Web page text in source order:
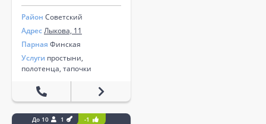
Район Советский
АдресЛыкова, 11
Парная Финская
Услуги простыни,
полотенца, тапочки
До 10 1 -1